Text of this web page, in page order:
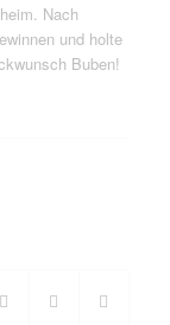
Nach
und holte
Buben!